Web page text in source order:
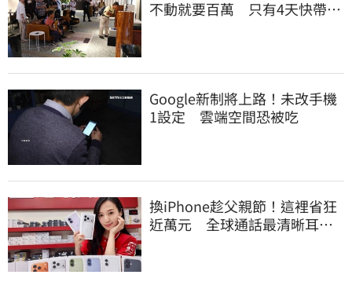
不動就要百萬 只有4天快帶爸
Google新制將上路！未改手機
1設定 雲端空間恐被吃
換iPhone趁父親節！這裡省狂
近萬元 全球通話最清晰耳機